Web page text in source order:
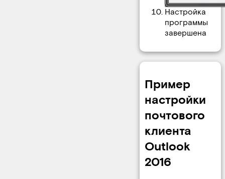
Настройка
программы
завершена
Пример
настройки
почтового
клиента
Outlook
2016